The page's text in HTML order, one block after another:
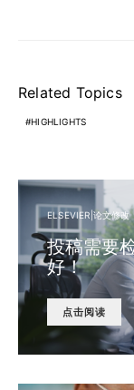
Related Topics
HIGHLIGHTS
ELSEVIER|论文修改
投稿需要
好！
点击阅读